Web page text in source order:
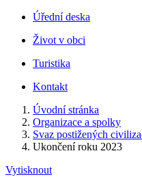
Úřední deska
Život v obci
Turistika
Kontakt
Úvodní stránka
Organizace a spolky
Svaz postižených
Ukončení roku 2023
Vytisknout